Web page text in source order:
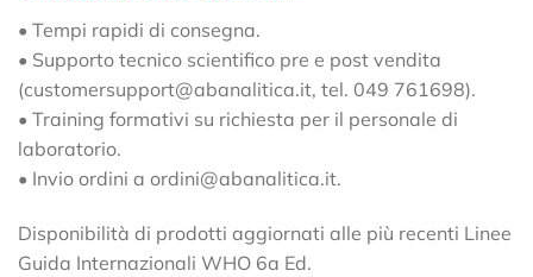
• Tempi rapidi di consegna.
• Supporto tecnico scientifico pre e post vendita
(customersupport@abanalitica.it, tel. 049 761698).
• Training formativi su richiesta per il personale di
laboratorio.
• Invio ordini a ordini@abanalitica.it.
Disponibilità di prodotti aggiornati alle più recenti Linee
Guida Internazionali WHO 6a Ed.